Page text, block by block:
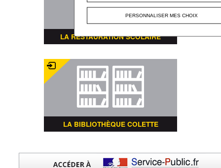
LA RESTAURATION SCOLAIRE
LA BIBLIOTHÈQUE COLETTE
PERSONNALISER MES CHOIX